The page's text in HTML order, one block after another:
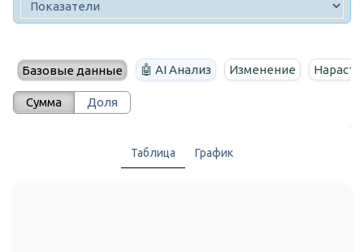
Базовые данные 🤖 AI Анализ Изменение
Сумма Доля
Таблица График